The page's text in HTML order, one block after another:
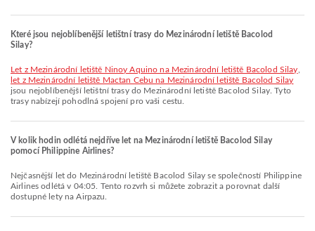
Které jsou nejoblíbenější letištní trasy do Mezinárodní letiště Bacolod
Silay?
let z Mezinárodní letiště Ninoy Aquino na Mezinárodní letiště Bacolod Silay
let z Mezinárodní letiště Mactan Cebu na Mezinárodní letiště Bacolod Silay
jsou nejoblíbenější letištní trasy do Mezinárodní letiště Bacolod Silay. Tyto
trasy nabízejí pohodlná spojení pro vaši cestu.
V kolik hodin odlétá nejdříve let na Mezinárodní letiště Bacolod Silay
pomocí Philippine Airlines?
Nejčasnější let do Mezinárodní letiště Bacolod Silay se společností Philippine
Airlines odlétá v 04:05. Tento rozvrh si můžete zobrazit a porovnat další
dostupné lety na Airpazu.